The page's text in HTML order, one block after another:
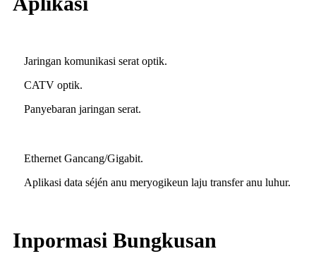
Jaringan komunikasi serat optik.
CATV optik.
Panyebaran jaringan serat.
Ethernet Gancang/Gigabit.
Aplikasi data séjén anu meryogikeun laju transfer anu luhur.
Inpormasi Bungkusan